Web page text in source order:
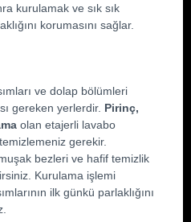
kurulamak ve sık sık
korumasını sağlar.
ve dolap bölümleri
gereken yerlerdir. Pirinç,
olan etajerli lavabo
gerekir.
bezleri ve hafif temizlik
Kurulama işlemi
ilk günkü parlaklığını